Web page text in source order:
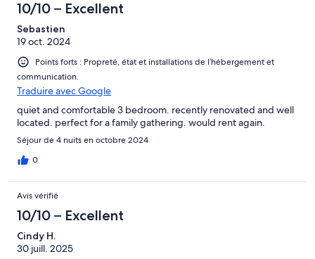
10/10 – Excellent
Sebastien
19 oct. 2024
Points forts : Propreté, état et installations de l’hébergement et
communication.
Traduire avec Google
quiet and comfortable 3 bedroom. recently renovated and well
located. perfect for a family gathering. would rent again.
Séjour de 4 nuits en octobre 2024
0
Avis vérifié
10/10 – Excellent
Cindy H.
30 juill. 2025